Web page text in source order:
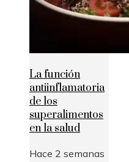
La función
antiinflamatoria
de los
superalimentos
en la salud
Hace 2 semanas